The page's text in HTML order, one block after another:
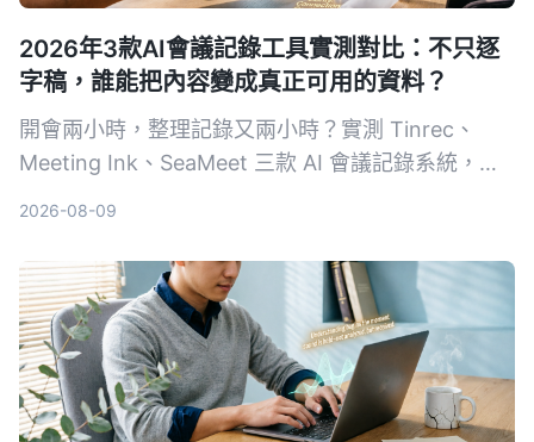
2026年3款AI會議記錄工具實測對比：不只逐
字稿，誰能把內容變成真正可用的資料？
開會兩小時，整理記錄又兩小時？實測 Tinrec、
Meeting Ink、SeaMeet 三款 AI 會議記錄系統，從
2026-08-09